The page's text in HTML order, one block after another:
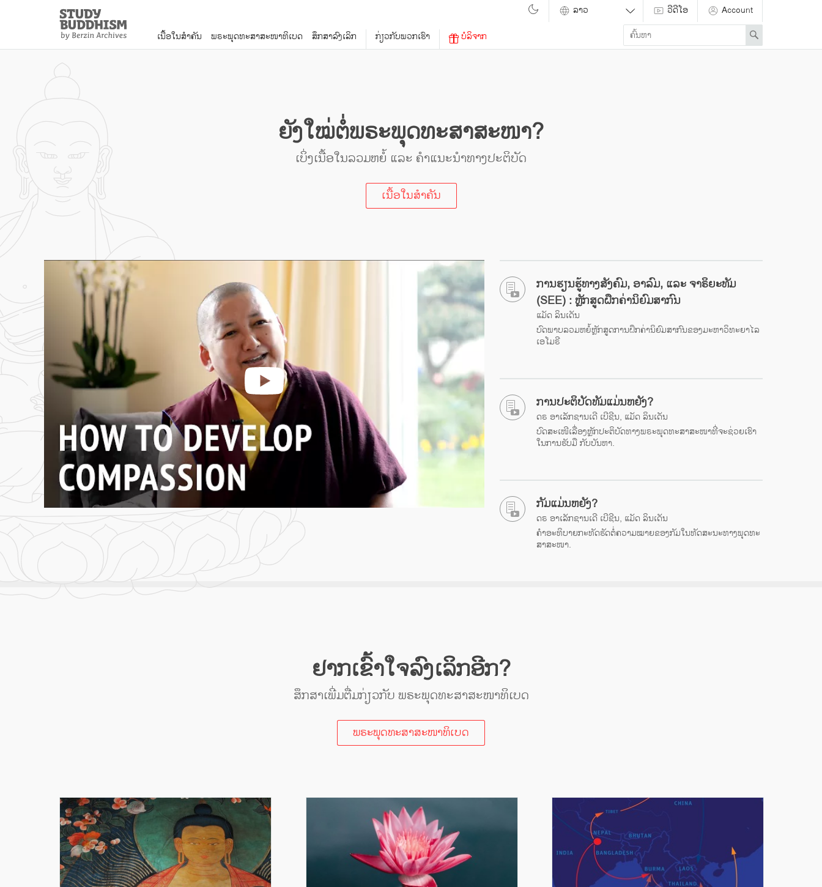
Study
Buddhism
Home
ເນື້ອໃນສຳຄັນ ພຣະພຸດທະສາສະໜາທິເບດ ສຶກສາລົງເລິກ ກ່ຽວກັບພວກເຮົາ ບໍລິຈາກ
ວີດີໂອ
Account
Enter
search
term
Search
ຍັງໃໝ່ຕໍ່ພຣະພຸດທະສາສະໜາ?
ເບິ່ງເນື້ອໃນລວມຫຍໍ້ ແລະ ຄຳແນະນຳທາງປະຕິບັດ
ເນື້ອໃນສຳຄັນ
ການຮຽນຮູ້ທາງສັງຄົມ, ອາລົມ, ແລະ ຈາຣິຍະທັມ
(SEE) : ຫຼັກສູດຝຶກຄ່ານິຍົມສາກົນ
ແມັດ ລິນເດັນ
ບົດພາບລວມຫຍໍ້ຫຼັກສູດການຝຶກຄ່ານິຍົມສາກົນຂອງມະຫາວິທະຍາໄລ
ເອໂມຣີ
ການປະຕິບັດທັມແມ່ນຫຍັງ?
ດຣ ອາເລັກຊານເດີ ເບີຊີນ, ແມັດ ລິນເດັນ
ບົດສະເໜີເລື່ອງຫຼັກປະຕິບັດທາງພຣະພຸດທະສາສະໜາທີ່ຈະຊ່ວຍເຮົາ
ໃນການຮັບມື ກັບບັນຫາ.
ກັມແມ່ນຫຍັງ?
ດຣ ອາເລັກຊານເດີ ເບີຊີນ, ແມັດ ລິນເດັນ
ຄຳອະທິບາຍກະທັດຮັດຕໍ່ຄວາມໝາຍຂອງກັມໃນທັດສະນະທາງພຸດທະ
ສາສະໜາ.
ຢາກເຂົ້າໃຈລົງເລິກອີກ?
ສຶກສາເພີ່ມຕື່ມກ່ຽວກັບ ພຣະພຸດທະສາສະໜາທິເບດ
ພຣະພຸດທະສາສະໜາທິເບດ